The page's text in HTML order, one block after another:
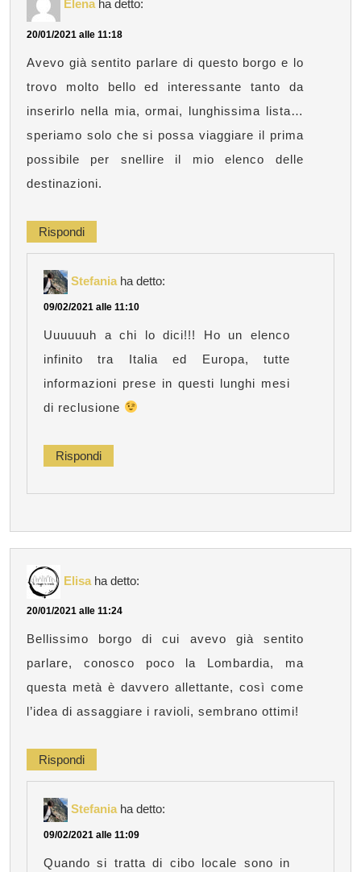
Elena ha detto:
20/01/2021 alle 11:18
Avevo già sentito parlare di questo borgo e lo
trovo molto bello ed interessante tanto da
inserirlo nella mia, ormai, lunghissima lista…
speriamo solo che si possa viaggiare il prima
possibile per snellire il mio elenco delle
destinazioni.
Rispondi
Stefania ha detto:
09/02/2021 alle 11:10
Uuuuuuh a chi lo dici!!! Ho un elenco
infinito tra Italia ed Europa, tutte
informazioni prese in questi lunghi mesi
di reclusione
Rispondi
Elisa ha detto:
20/01/2021 alle 11:24
Bellissimo borgo di cui avevo già sentito
parlare, conosco poco la Lombardia, ma
questa metà è davvero allettante, così come
l’idea di assaggiare i ravioli, sembrano ottimi!
Rispondi
Stefania ha detto:
09/02/2021 alle 11:09
Quando si tratta di cibo locale sono in